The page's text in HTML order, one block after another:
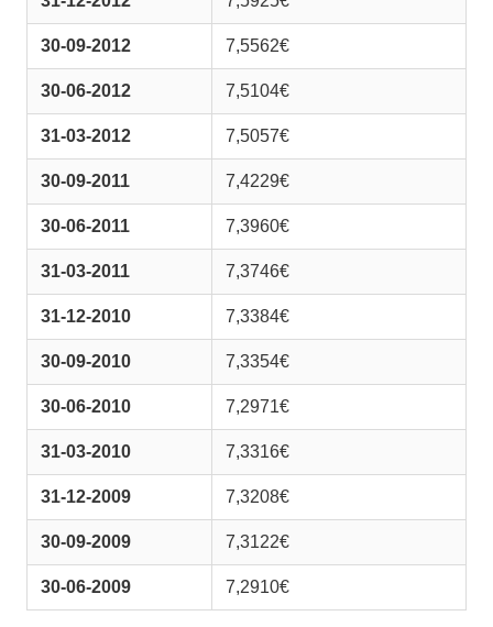
30-09-2012 7,5562€
30-06-2012 7,5104€
31-03-2012 7,5057€
30-09-2011 7,4229€
30-06-2011 7,3960€
31-03-2011 7,3746€
31-12-2010 7,3384€
30-09-2010 7,3354€
30-06-2010 7,2971€
31-03-2010 7,3316€
31-12-2009 7,3208€
30-09-2009 7,3122€
30-06-2009 7,2910€